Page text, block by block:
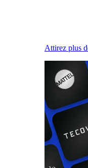
Attirez plus